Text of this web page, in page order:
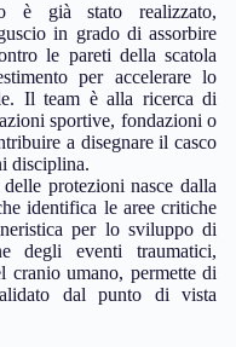
è già stato realizzato,
in grado di assorbire
le pareti della scatola
per accelerare lo
Il team è alla ricerca di
sportive, fondazioni o
a disegnare il casco
disciplina.
protezioni nasce dalla
identifica le aree critiche
per lo sviluppo di
degli eventi traumatici,
cranio umano, permette di
dal punto di vista